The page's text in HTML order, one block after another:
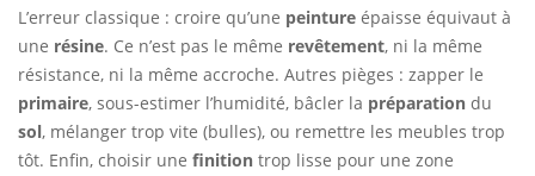
L’erreur classique : croire qu’une peinture épaisse équivaut à
une résine. Ce n’est pas le même revêtement, ni la même
résistance, ni la même accroche. Autres pièges : zapper le
primaire, sous-estimer l’humidité, bâcler la préparation du
sol, mélanger trop vite (bulles), ou remettre les meubles trop
tôt. Enfin, choisir une finition trop lisse pour une zone